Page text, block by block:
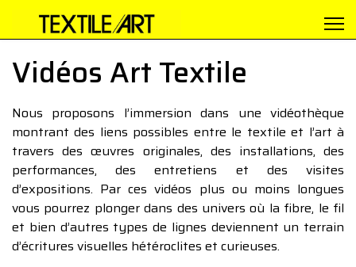
Vidéos Art Textile
Nous proposons l’immersion dans une vidéothèque
montrant des liens possibles entre le textile et l’art à
travers des œuvres originales, des installations, des
performances, des entretiens et des visites
d’expositions. Par ces vidéos plus ou moins longues
vous pourrez plonger dans des univers où la fibre, le fil
et bien d’autres types de lignes deviennent un terrain
d’écritures visuelles hétéroclites et curieuses.